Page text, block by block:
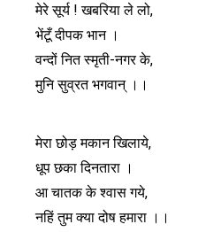
मेरे सूर्य ! खबरिया ले लो,
भेंटूँ दीपक भान ।
वन्दों नित स्मृती-नगर के,
मुनि सुव्रत भगवान् ।।
मेरा छोड़ मकान खिलाये,
धूप छका दिनतारा ।
आ चातक के श्वास गये,
नहिं तुम क्या दोष हमारा ।।